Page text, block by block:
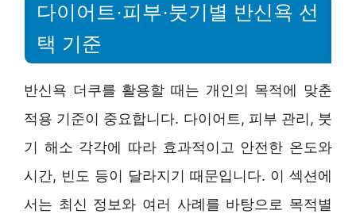
다이어트·피부·붓기별 반신욕 선
택 기준
반신욕 더쿠를 활용할 때는 개인의 목적에 맞춘
적용 기준이 중요합니다. 다이어트, 피부 관리, 붓
기 해소 각각에 따라 효과적이고 안전한 온도와
시간, 빈도 등이 달라지기 때문입니다. 이 섹션에
서는 최신 정보와 여러 사례를 바탕으로 목적별